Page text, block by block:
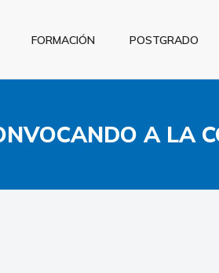
FORMACIÓN POSTGRADO
A LA